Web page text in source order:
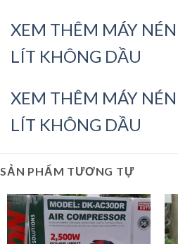
XEM THÊM MÁY
LÍT KHÔNG DẦU
XEM THÊM MÁY
LÍT KHÔNG DẦU
SẢN PHẨM TƯƠNG TỰ